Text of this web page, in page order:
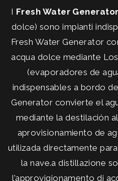
I Fresh Water Generator
dolce) sono impianti
Fresh Water Generator
acqua dolce mediante
(evaporadores de
indispensables a bordo
Generator convierte el
mediante la destilación
aprovisionamiento de
utilizada directamente
la nave.a distillazione
l’approvigionamento di